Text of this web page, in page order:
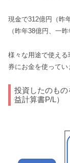
現金で312億円（昨
（昨年38億円、一
様々な用途で使え
券にお金を使ってい
投資したのも
益計算書P/L）